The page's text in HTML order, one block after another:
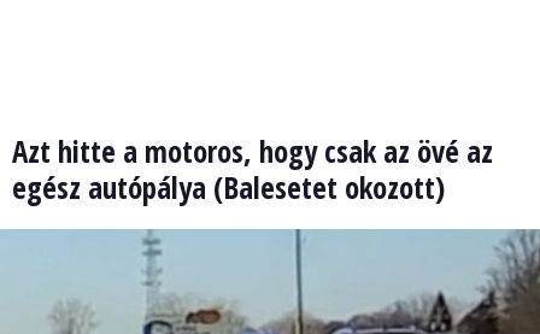
Azt hitte a motoros, hogy csak az övé az
egész autópálya (Balesetet okozott)